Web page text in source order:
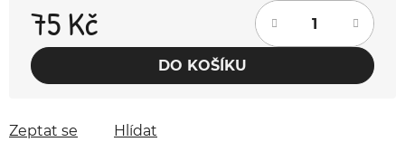
75 Kč
Měrná cena:
DO KOŠÍKU
Zeptat se Hlídat